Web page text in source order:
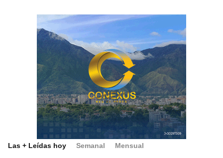
Las + Leídas hoy Semanal Mensual